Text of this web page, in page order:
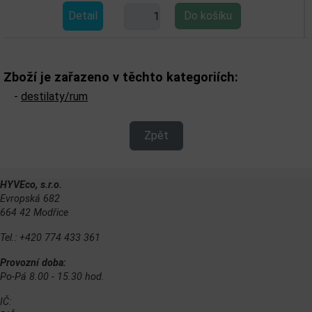
Zboží je zařazeno v těchto kategoriích:
- destilaty/rum
Zpět
HYVEco, s.r.o.
Evropská 682
664 42 Modřice
Tel.: +420 774 433 361
Provozní doba:
Po-Pá 8.00 - 15.30 hod.
IČ: